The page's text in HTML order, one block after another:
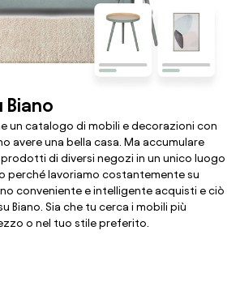
Biano
un catalogo di mobili e decorazioni con
avere una bella casa. Ma accumulare
di diversi negozi in un unico luogo
perché lavoriamo costantemente su
conveniente e intelligente acquisti e ciò
Biano. Sia che tu cerca i mobili più
o nel tuo stile preferito.